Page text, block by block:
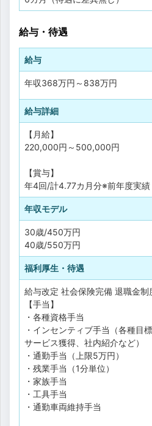
給与・待遇
給与
年収368万円 ～ 838万円
給与詳細
【月給】
220,000円～500,000円
【賞与】
年4回/計4.77カ月分※前年度実績
年収モデル
30歳/450万円
40歳/550万円
福利厚生・待遇
給与改定 社会保険完備 退職金制
【手当】
・各種資格手当
・インセンティブ手当（各種目
サービス獲得、社内紹介など）
・通勤手当（上限5万円）
・残業手当（1分単位）
・家族手当
・工具手当
・通勤車両維持手当